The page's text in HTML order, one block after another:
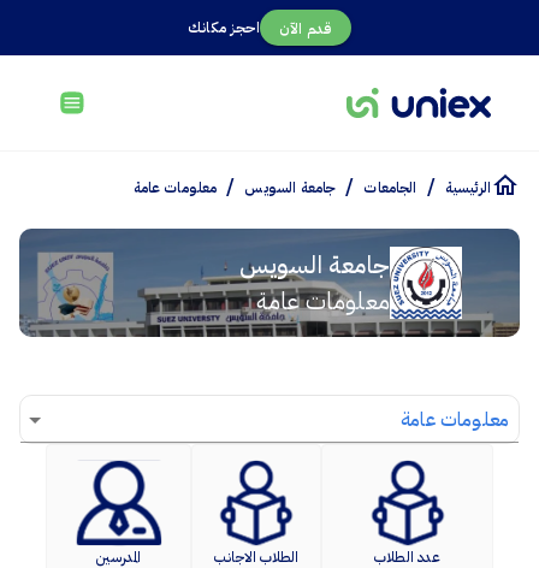
احجز مكانك قدم الآن
الرئيسية / الجامعات / جامعة السويس / معلومات عامة
جامعة السويس
معلومات عامة
معلومات عامة
عدد الطلاب الطلاب الاجانب المدرسين